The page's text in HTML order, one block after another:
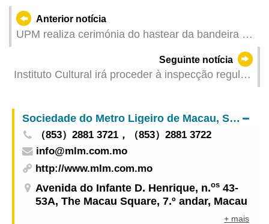
Anterior notícia
UPM realiza cerimónia do hastear da bandeira no
Seguinte notícia
Instituto Cultural irá proceder à inspecção regular
de S. Paulo, encerrando ao público o monumento
e a exposição de RV nos dias 3 e 4 de Setembro
Sociedade do Metro Ligeiro de Macau, S.A.
（853）2881 3721，（853）2881 3722
info@mlm.com.mo
http://www.mlm.com.mo
Avenida do Infante D. Henrique, n.os 43-
53A, The Macau Square, 7.º andar, Macau
+ mais